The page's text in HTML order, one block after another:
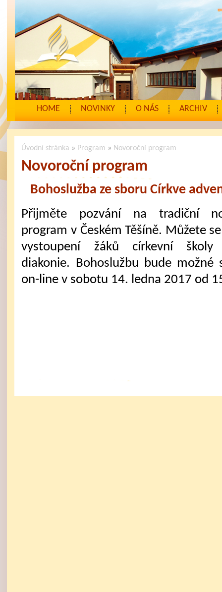
HOME NOVINKY O NÁS ARCHIV
Úvodní stránka » Program » Novoroční program
Novoroční program
Bohoslužba ze sboru Církve
Přijměte pozvání na tradiční
program v Českém Těšíně. Můžete
vystoupení žáků církevní školy
diakonie. Bohoslužbu bude možné
on-line v sobotu 14. ledna 2017 od